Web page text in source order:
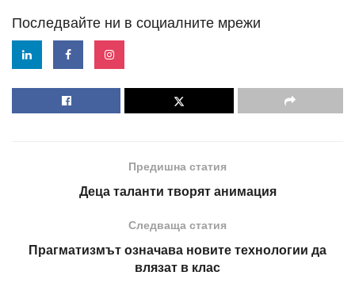
Последвайте ни в социалните мрежи
Предишна статия
Деца таланти творят анимация
Следваща статия
Прагматизмът означава новите технологии да
влязат в клас